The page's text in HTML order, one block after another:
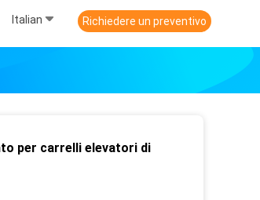
Italian Richiedere un preventivo
per carrelli elevatori di